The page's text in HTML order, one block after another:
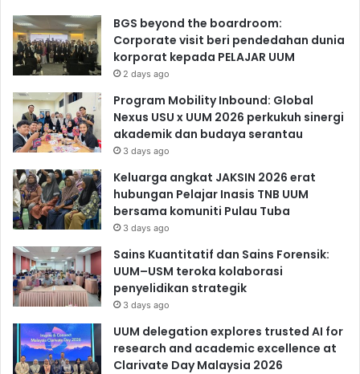
BGS beyond the boardroom:
Corporate visit beri pendedahan dunia
korporat kepada PELAJAR UUM
2 days ago
Program Mobility Inbound: Global
Nexus USU x UUM 2026 perkukuh sinergi
akademik dan budaya serantau
3 days ago
Keluarga angkat JAKSIN 2026 erat
hubungan Pelajar Inasis TNB UUM
bersama komuniti Pulau Tuba
3 days ago
Sains Kuantitatif dan Sains Forensik:
UUM–USM teroka kolaborasi
penyelidikan strategik
3 days ago
UUM delegation explores trusted AI for
research and academic excellence at
Clarivate Day Malaysia 2026